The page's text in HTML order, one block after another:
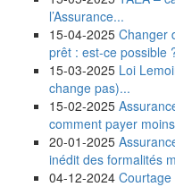
l’Assurance...
15-04-2025 Changer
prêt : est-ce possible
15-03-2025 Loi
change pas)...
15-02-2025
comment payer
20-01-2025
inédit des formalités
04-12-2024